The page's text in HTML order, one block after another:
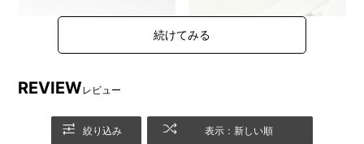
REVIEWレビュー
絞り込み 表示：新しい順